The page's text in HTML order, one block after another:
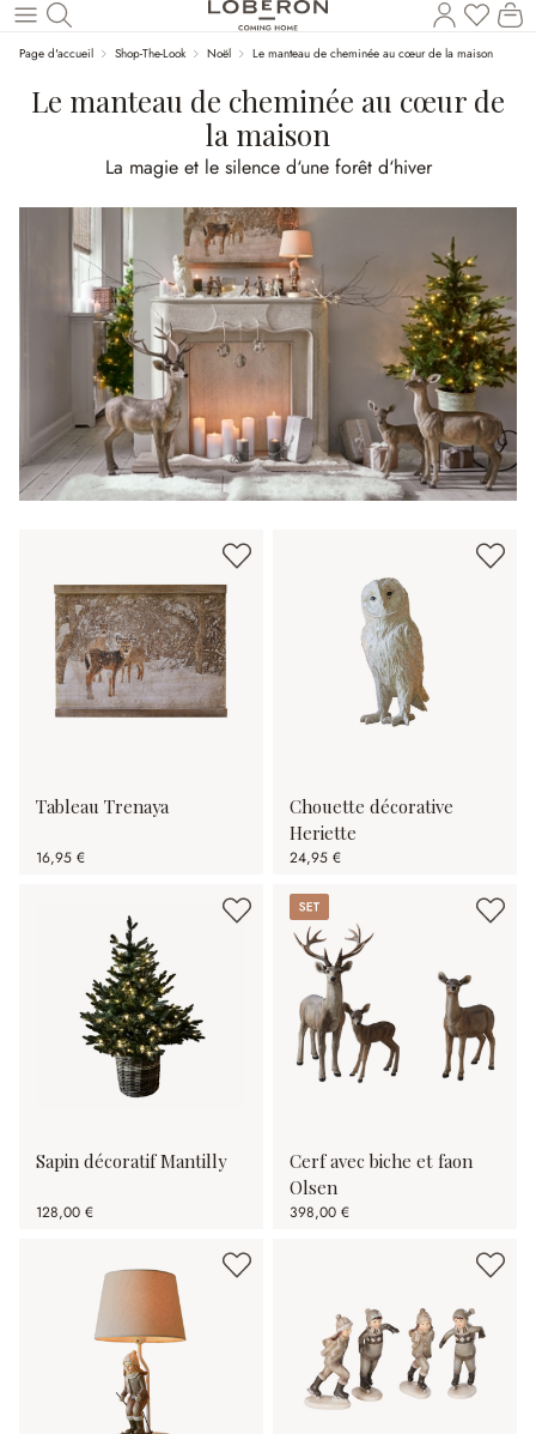
Revenir au contenu principal
Vous
Page d'accueil Shop-The-Look Noël Le manteau de cheminée au cœur de la maison
Le manteau de cheminée au cœur de
la maison
La magie et le silence d‘une forêt d‘hiver
Tableau Trenaya
16,95 €
Chouette décorative
Heriette
24,95 €
Sapin décoratif Mantilly
128,00 €
Set
Cerf avec biche et faon
Olsen
398,00 €